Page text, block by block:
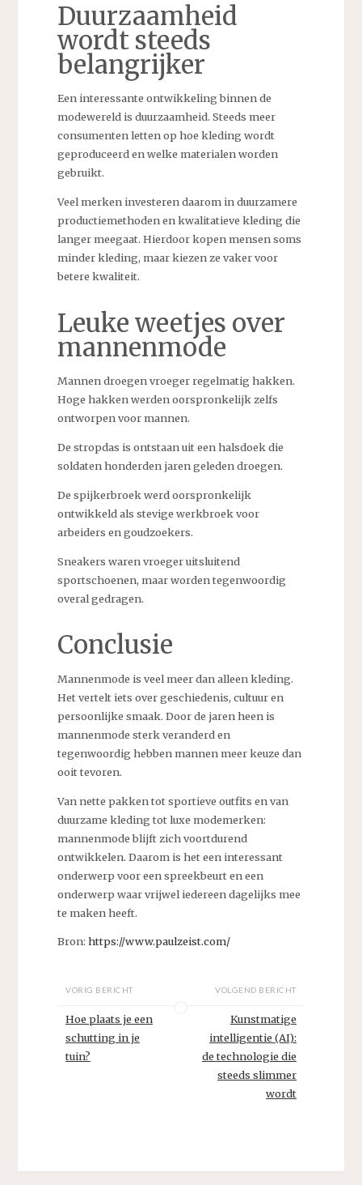
Duurzaamheid
wordt steeds
belangrijker
Een interessante ontwikkeling binnen de
modewereld is duurzaamheid. Steeds meer
consumenten letten op hoe kleding wordt
geproduceerd en welke materialen worden
gebruikt.
Veel merken investeren daarom in duurzamere
productiemethoden en kwalitatieve kleding die
langer meegaat. Hierdoor kopen mensen soms
minder kleding, maar kiezen ze vaker voor
betere kwaliteit.
Leuke weetjes over
mannenmode
Mannen droegen vroeger regelmatig hakken.
Hoge hakken werden oorspronkelijk zelfs
ontworpen voor mannen.
De stropdas is ontstaan uit een halsdoek die
soldaten honderden jaren geleden droegen.
De spijkerbroek werd oorspronkelijk
ontwikkeld als stevige werkbroek voor
arbeiders en goudzoekers.
Sneakers waren vroeger uitsluitend
sportschoenen, maar worden tegenwoordig
overal gedragen.
Conclusie
Mannenmode is veel meer dan alleen kleding.
Het vertelt iets over geschiedenis, cultuur en
persoonlijke smaak. Door de jaren heen is
mannenmode sterk veranderd en
tegenwoordig hebben mannen meer keuze dan
ooit tevoren.
Van nette pakken tot sportieve outfits en van
duurzame kleding tot luxe modemerken:
mannenmode blijft zich voortdurend
ontwikkelen. Daarom is het een interessant
onderwerp voor een spreekbeurt en een
onderwerp waar vrijwel iedereen dagelijks mee
te maken heeft.
Bron: https://www.paulzeist.com/
VORIG BERICHT
Hoe plaats je een
schutting in je
tuin?
VOLGEND BERICHT
Kunstmatige
intelligentie (AI):
de technologie die
steeds slimmer
wordt